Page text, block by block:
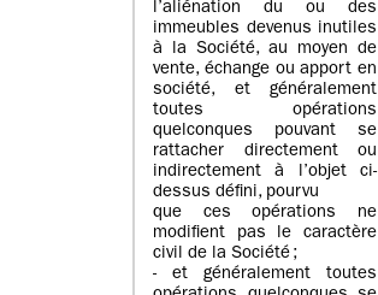
l’aliénation du ou des
immeubles devenus inutiles
à la Société, au moyen de
vente, échange ou apport en
société, et généralement
toutes opérations
quelconques pouvant se
rattacher directement ou
indirectement à l’objet ci-
dessus défini, pourvu
que ces opérations ne
modifient pas le caractère
civil de la Société ;
- et généralement toutes